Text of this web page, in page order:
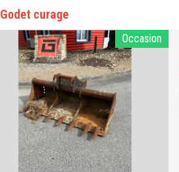
Godet curage
Occasion